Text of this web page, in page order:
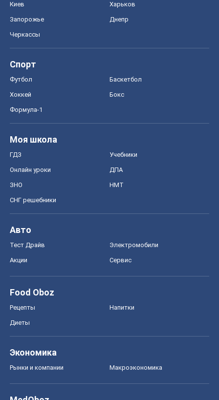
Киев Харьков
Запорожье Днепр
Черкассы
Спорт
Футбол Баскетбол
Хоккей Бокс
Формула-1
Моя школа
ГДЗ Учебники
Онлайн уроки ДПА
ЗНО НМТ
СНГ решебники
Авто
Тест Драйв Электромобили
Акции Сервис
Food Oboz
Рецепты Напитки
Диеты
Экономика
Рынки и компании Mакроэкономика